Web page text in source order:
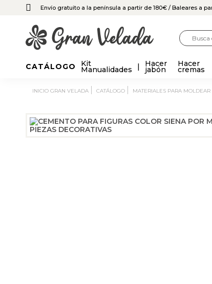
Envío gratuito a la península a partir de 180€ / Baleares a
CATÁLOGO Kit
Manualidades
Hacer
jabón
Hacer
cremas
INICIO GRAN VELADA CATÁLOGO MATERIALES PARA MOLDEAR